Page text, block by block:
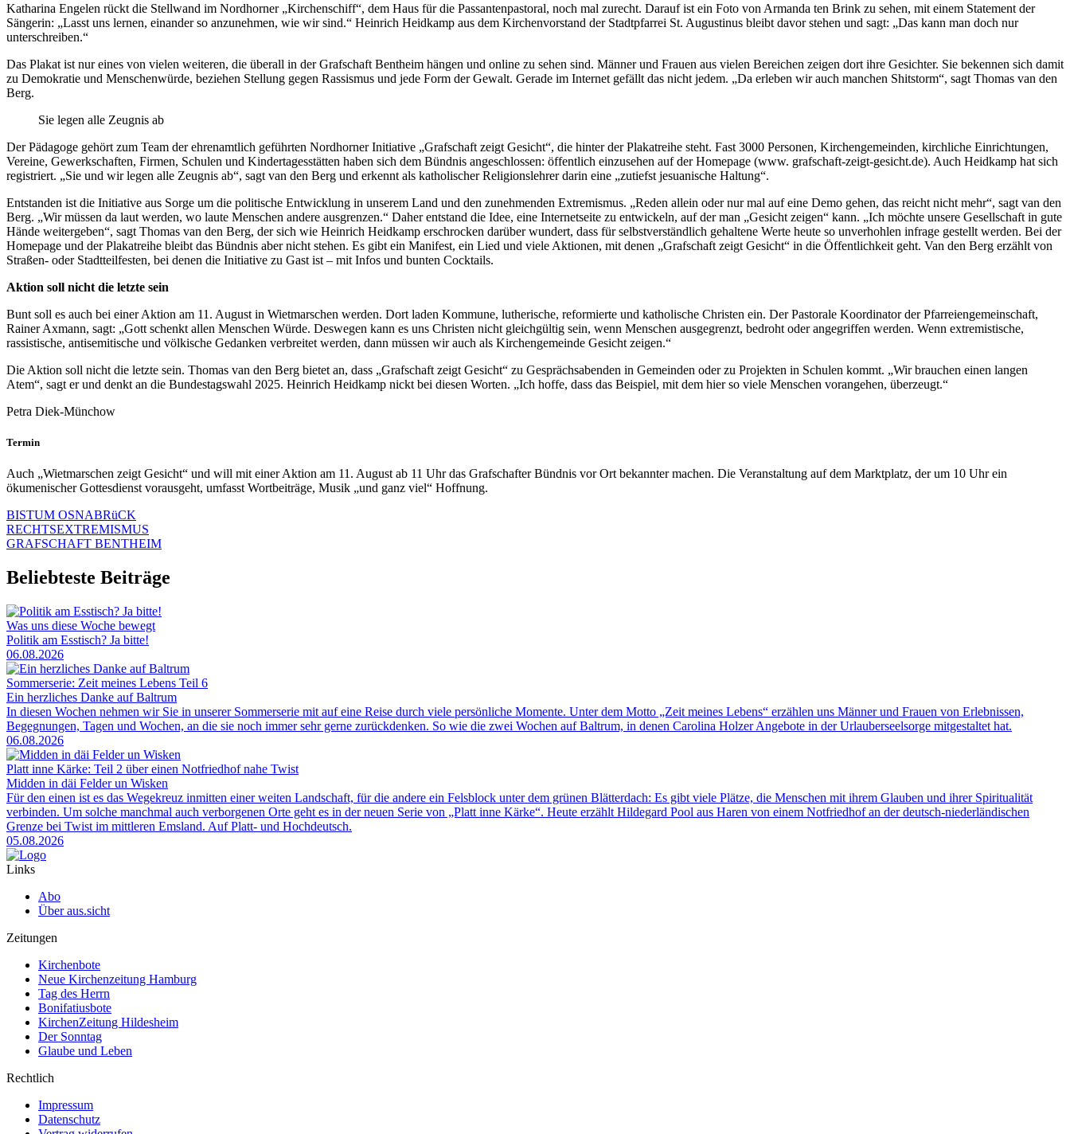
Katharina Engelen rückt die Stellwand im Nordhorner „Kirchenschiff“, dem Haus für die Passantenpastoral, noch mal zurecht. Darauf ist ein Foto von Armanda ten Brink zu sehen, mit einem Statement der
Sängerin: „Lasst uns lernen, einander so anzunehmen, wie wir sind.“ Heinrich Heidkamp aus dem Kirchenvorstand der Stadtpfarrei St. Augustinus bleibt davor stehen und sagt: „Das kann man doch nur
unterschreiben.“
Das Plakat ist nur eines von vielen weiteren, die überall in der Grafschaft Bentheim hängen und online zu sehen sind. Männer und Frauen aus vielen Bereichen zeigen dort ihre Gesichter. Sie bekennen sich damit
zu Demokratie und Menschenwürde, beziehen Stellung gegen Rassismus und jede Form der Gewalt. Gerade im Internet gefällt das nicht jedem. „Da erleben wir auch manchen Shitstorm“, sagt Thomas van den
Berg.
Sie legen alle Zeugnis ab
Der Pädagoge gehört zum Team der ehrenamtlich geführten Nordhorner Initiative „Grafschaft zeigt Gesicht“, die hinter der Plakatreihe steht. Fast 3000 Personen, Kirchengemeinden, kirchliche Einrichtungen,
Vereine, Gewerkschaften, Firmen, Schulen und Kindertagesstätten haben sich dem Bündnis angeschlossen: öffentlich einzusehen auf der Homepage (www. grafschaft-zeigt-gesicht.de). Auch Heidkamp hat sich
registriert. „Sie und wir legen alle Zeugnis ab“, sagt van den Berg und erkennt als katholischer Religionslehrer darin eine „zutiefst jesuanische Haltung“.
Entstanden ist die Initiative aus Sorge um die politische Entwicklung in unserem Land und den zunehmenden Extremismus. „Reden allein oder nur mal auf eine Demo gehen, das reicht nicht mehr“, sagt van den
Berg. „Wir müssen da laut werden, wo laute Menschen andere ausgrenzen.“ Daher entstand die Idee, eine Internetseite zu entwickeln, auf der man „Gesicht zeigen“ kann. „Ich möchte unsere Gesellschaft in gute
Hände weitergeben“, sagt Thomas van den Berg, der sich wie Heinrich Heidkamp erschrocken darüber wundert, dass für selbstverständlich gehaltene Werte heute so unverhohlen infrage gestellt werden. Bei der
Homepage und der Plakatreihe bleibt das Bündnis aber nicht stehen. Es gibt ein Manifest, ein Lied und viele Aktionen, mit denen „Grafschaft zeigt Gesicht“ in die Öffentlichkeit geht. Van den Berg erzählt von
Straßen- oder Stadtteilfesten, bei denen die Initiative zu Gast ist – mit Infos und bunten Cocktails.
Aktion soll nicht die letzte sein
Bunt soll es auch bei einer Aktion am 11. August in Wietmarschen werden. Dort laden Kommune, lutherische, reformierte und katholische Christen ein. Der Pastorale Koordinator der Pfarreiengemeinschaft,
Rainer Axmann, sagt: „Gott schenkt allen Menschen Würde. Deswegen kann es uns Christen nicht gleichgültig sein, wenn Menschen ausgegrenzt, bedroht oder angegriffen werden. Wenn extremistische,
rassistische, antisemitische und völkische Gedanken verbreitet werden, dann müssen wir auch als Kirchengemeinde Gesicht zeigen.“
Die Aktion soll nicht die letzte sein. Thomas van den Berg bietet an, dass „Grafschaft zeigt Gesicht“ zu Gesprächsabenden in Gemeinden oder zu Projekten in Schulen kommt. „Wir brauchen einen langen
Atem“, sagt er und denkt an die Bundestagswahl 2025. Heinrich Heidkamp nickt bei diesen Worten. „Ich hoffe, dass das Beispiel, mit dem hier so viele Menschen vorangehen, überzeugt.“
Petra Diek-Münchow
Termin
Auch „Wietmarschen zeigt Gesicht“ und will mit einer Aktion am 11. August ab 11 Uhr das Grafschafter Bündnis vor Ort bekannter machen. Die Veranstaltung auf dem Marktplatz, der um 10 Uhr ein
ökumenischer Gottesdienst vorausgeht, umfasst Wortbeiträge, Musik „und ganz viel“ Hoffnung.
BISTUM OSNABRüCK
RECHTSEXTREMISMUS
GRAFSCHAFT BENTHEIM
Beliebteste Beiträge
Was uns diese Woche bewegt
Politik am Esstisch? Ja bitte!
06.08.2026
Sommerserie: Zeit meines Lebens Teil 6
Ein herzliches Danke auf Baltrum
In diesen Wochen nehmen wir Sie in unserer Sommerserie mit auf eine Reise durch viele persönliche Momente. Unter dem Motto „Zeit meines Lebens“ erzählen uns Männer und Frauen von Erlebnissen,
Begegnungen, Tagen und Wochen, an die sie noch immer sehr gerne zurückdenken. So wie die zwei Wochen auf Baltrum, in denen Carolina Holzer Angebote in der Urlauberseelsorge mitgestaltet hat.
06.08.2026
Platt inne Kärke: Teil 2 über einen Notfriedhof nahe Twist
Midden in däi Felder un Wisken
Für den einen ist es das Wegekreuz inmitten einer weiten Landschaft, für die andere ein Felsblock unter dem grünen Blätterdach: Es gibt viele Plätze, die Menschen mit ihrem Glauben und ihrer Spiritualität
verbinden. Um solche manchmal auch verborgenen Orte geht es in der neuen Serie von „Platt inne Kärke“. Heute erzählt Hildegard Pool aus Haren von einem Notfriedhof an der deutsch-niederländischen
Grenze bei Twist im mittleren Emsland. Auf Platt- und Hochdeutsch.
05.08.2026
Links
Abo
Über aus.sicht
Zeitungen
Kirchenbote
Neue Kirchenzeitung Hamburg
Tag des Herrn
Bonifatiusbote
KirchenZeitung Hildesheim
Der Sonntag
Glaube und Leben
Rechtlich
Impressum
Datenschutz